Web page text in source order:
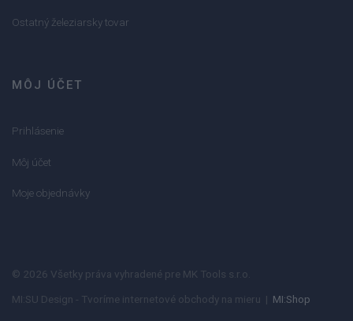
Ostatný železiarsky tovar
MÔJ ÚČET
Prihlásenie
Môj účet
Moje objednávky
© 2026 Všetky práva vyhradené pre MK Tools s.r.o.
MI:SU Design - Tvoríme internetové obchody na mieru | MI:Shop